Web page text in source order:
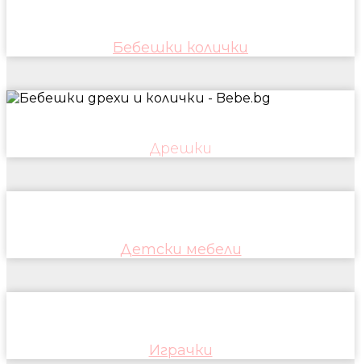
Бебешки колички
Дрешки
Детски мебели
Играчки